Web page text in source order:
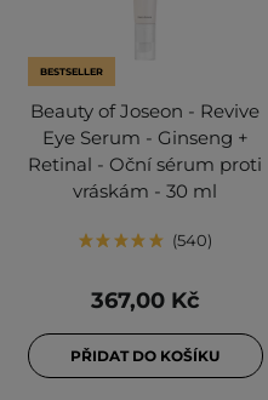
BESTSELLER
Beauty of Joseon - Revive
Eye Serum - Ginseng +
Retinal - Oční sérum proti
vráskám - 30 ml
540
367,00 Kč
PŘIDAT DO KOŠÍKU